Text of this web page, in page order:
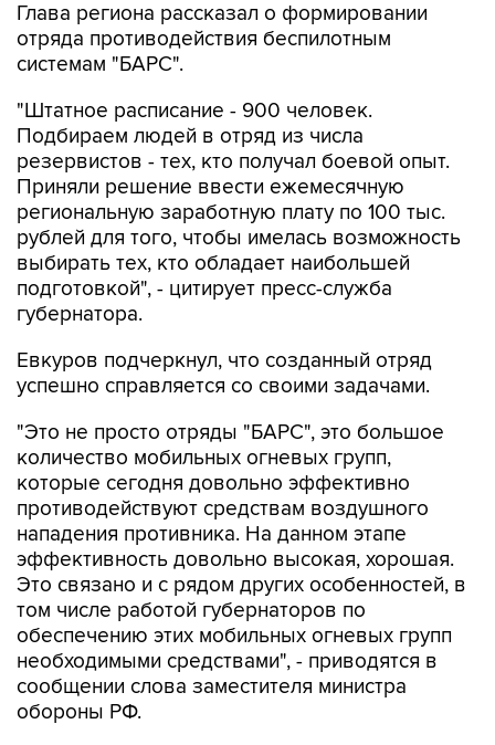
Глава региона рассказал о формировании
отряда противодействия беспилотным
системам "БАРС".
"Штатное расписание - 900 человек.
Подбираем людей в отряд из числа
резервистов - тех, кто получал боевой опыт.
Приняли решение ввести ежемесячную
региональную заработную плату по 100 тыс.
рублей для того, чтобы имелась возможность
выбирать тех, кто обладает наибольшей
подготовкой", - цитирует пресс-служба
губернатора.
Евкуров подчеркнул, что созданный отряд
успешно справляется со своими задачами.
"Это не просто отряды "БАРС", это большое
количество мобильных огневых групп,
которые сегодня довольно эффективно
противодействуют средствам воздушного
нападения противника. На данном этапе
эффективность довольно высокая, хорошая.
Это связано и с рядом других особенностей, в
том числе работой губернаторов по
обеспечению этих мобильных огневых групп
необходимыми средствами", - приводятся в
сообщении слова заместителя министра
обороны РФ.